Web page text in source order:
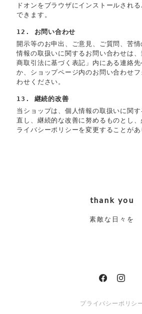
ドオンをブラウザにインストールされ
できます。
12. お問い合わせ
開示等のお申出、ご意見、ご質問、苦
情報の取扱いに関するお問い合わせは
商取引法に基づく表記」内にある連絡先
か、ショップページ内のお問い合わせ
わせください。
13. 継続的改善
当ショップは、個人情報の取扱いに関
直し、継続的な改善に努めるものとし
ライバシーポリシーを変更することがあ
thank you
素敵な日々を
プライバシーポリシ